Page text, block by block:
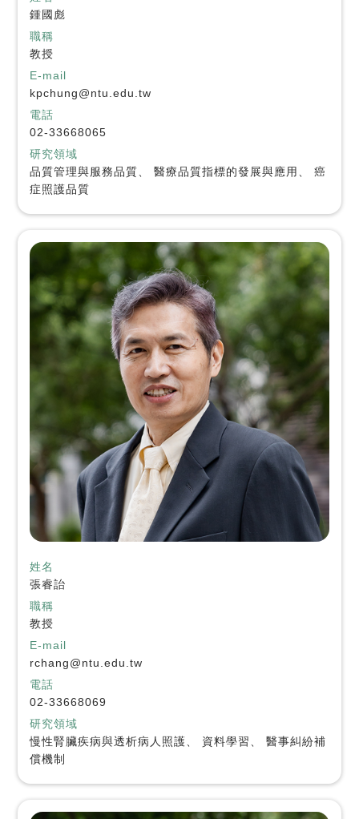
鍾國彪
職稱
教授
E-mail
kpchung@ntu.edu.tw
電話
02-33668065
研究領域
品質管理與服務品質、 醫療品質指標的發展與應用、 癌
症照護品質
姓名
張睿詒
職稱
教授
E-mail
rchang@ntu.edu.tw
電話
02-33668069
研究領域
慢性腎臟疾病與透析病人照護、 資料學習、 醫事糾紛補
償機制